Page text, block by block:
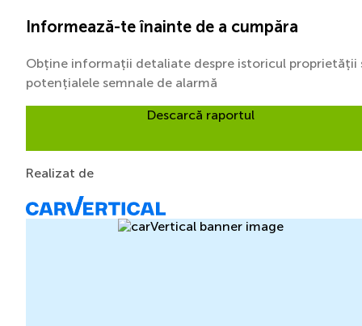
Informează-te înainte de a cumpăra
Obține informații detaliate despre istoricul proprietății
potențialele semnale de alarmă
Descarcă raportul
Realizat de